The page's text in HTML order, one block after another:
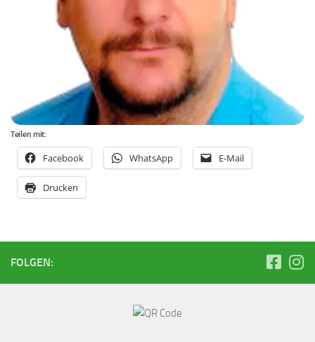
Teilen mit:
Facebook WhatsApp E-Mail
Drucken
FOLGEN: